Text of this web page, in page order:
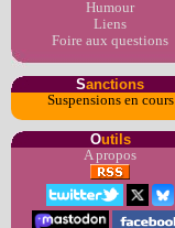
Humour
Liens
Foire aux questions
Sanctions
Suspensions en cours
Outils
A propos